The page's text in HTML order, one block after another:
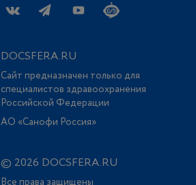
DOCSFERA.RU
Сайт предназначен только для
специалистов здравоохранения
Российской Федерации
АО «Санофи Россия»
© 2026 DOCSFERA.RU